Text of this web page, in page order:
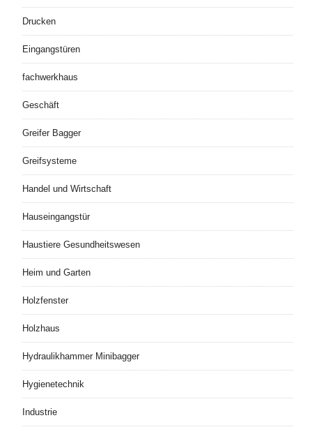
Drucken
Eingangstüren
fachwerkhaus
Geschäft
Greifer Bagger
Greifsysteme
Handel und Wirtschaft
Hauseingangstür
Haustiere Gesundheitswesen
Heim und Garten
Holzfenster
Holzhaus
Hydraulikhammer Minibagger
Hygienetechnik
Industrie